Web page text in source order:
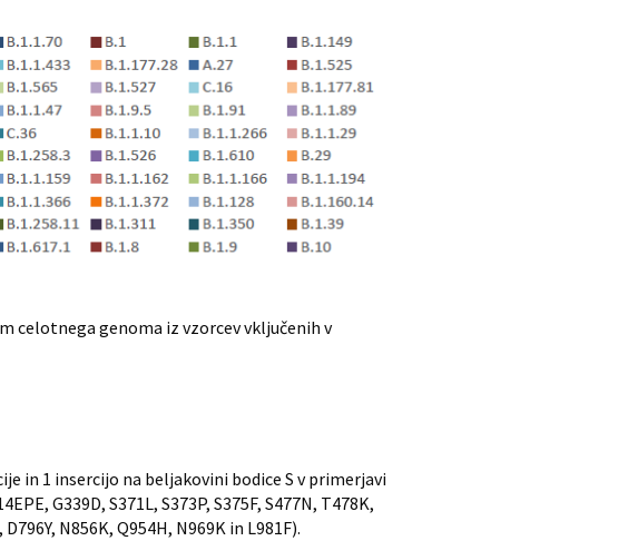
celotnega genoma iz vzorcev vključenih v
in 1 insercijo na beljakovini bodice S v primerjavi
G339D, S371L, S373P, S375F, S477N, T478K,
N856K, Q954H, N969K in L981F).